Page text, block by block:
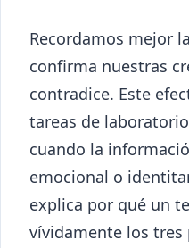
Recordamos mejor
confirma nuestras
contradice. Este
tareas de
cuando la
emocional o
explica por qué un
vívidamente los tres